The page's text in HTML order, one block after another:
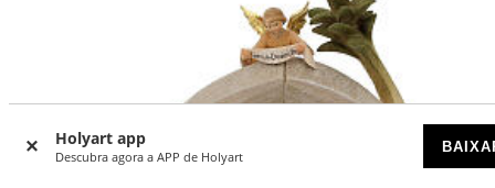
Holyart app
Descubra agora a APP de Holyart